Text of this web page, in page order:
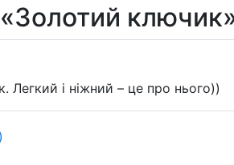
і ніжний – це про нього))